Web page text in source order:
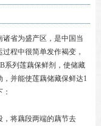
省为盛产区，是中国当
程中很简单发作褐变，
系列莲藕保鲜剂，使储藏
并能使莲藕储藏保鲜达1
将藕段两端的藕节去